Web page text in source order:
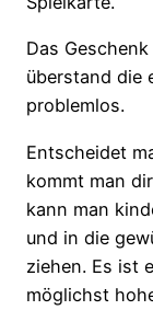
Das
überstand die
problemlos.
Entscheidet
kommt man
kann man
und in die
ziehen. Es ist
möglichst